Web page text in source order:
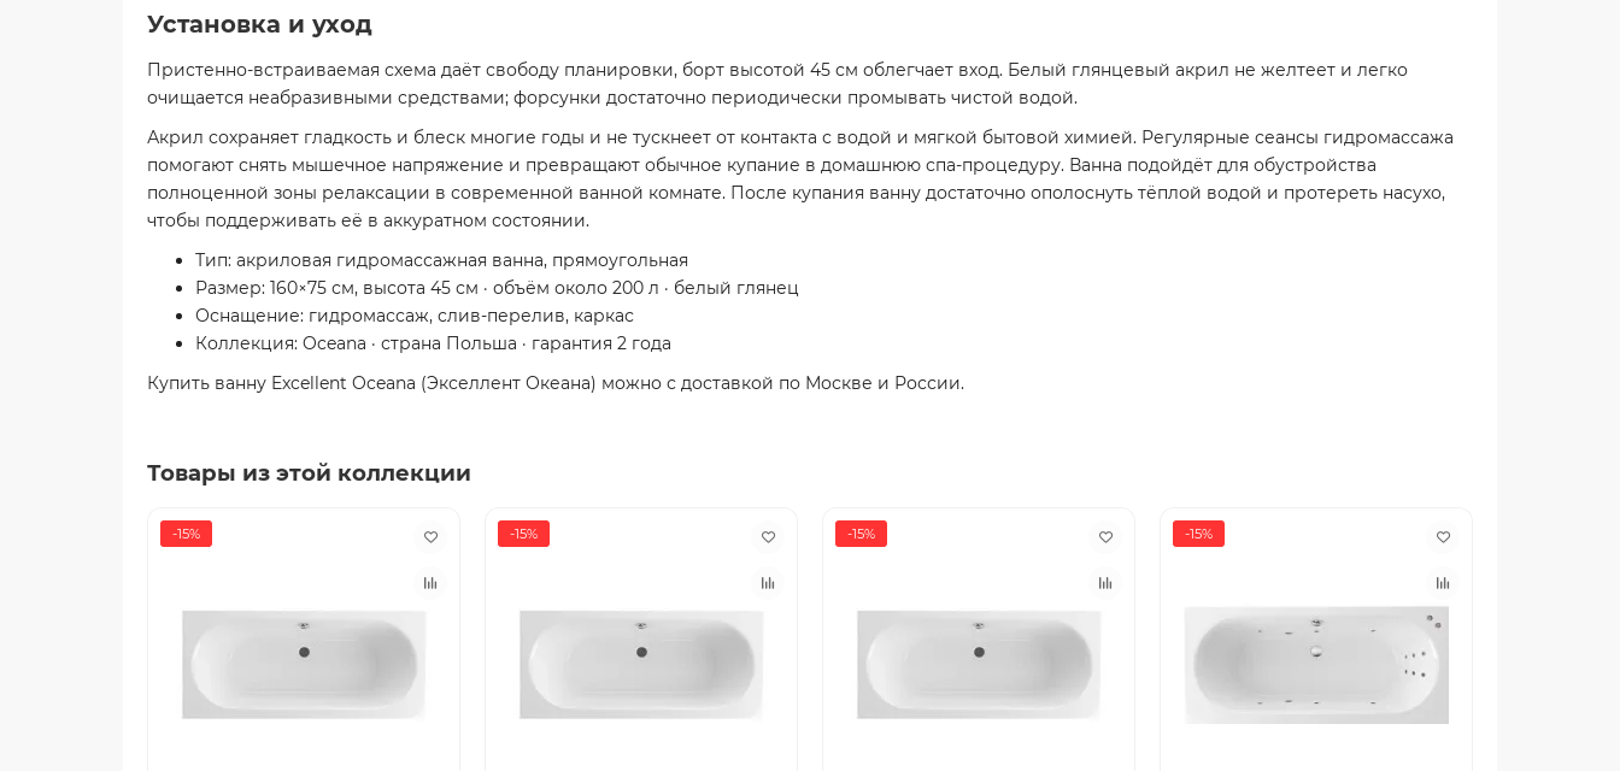
Установка и уход
Пристенно-встраиваемая схема даёт свободу планировки, борт высотой 45 см облегчает вход. Белый глянцевый акрил не желтеет и легко
очищается неабразивными средствами; форсунки достаточно периодически промывать чистой водой.
Акрил сохраняет гладкость и блеск многие годы и не тускнеет от контакта с водой и мягкой бытовой химией. Регулярные сеансы гидромассажа
помогают снять мышечное напряжение и превращают обычное купание в домашнюю спа-процедуру. Ванна подойдёт для обустройства
полноценной зоны релаксации в современной ванной комнате. После купания ванну достаточно ополоснуть тёплой водой и протереть насухо,
чтобы поддерживать её в аккуратном состоянии.
Тип: акриловая гидромассажная ванна, прямоугольная
Размер: 160×75 см, высота 45 см · объём около 200 л · белый глянец
Оснащение: гидромассаж, слив-перелив, каркас
Коллекция: Oceana · страна Польша · гарантия 2 года
Купить ванну Excellent Oceana (Экселлент Океана) можно с доставкой по Москве и России.
Товары из этой коллекции
-15% -15% -15% -15%